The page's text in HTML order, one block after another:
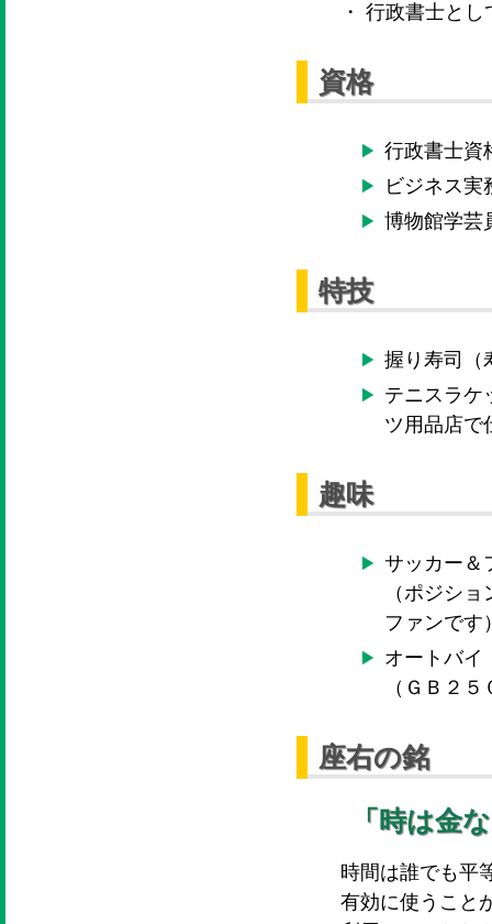
・ 行政書士と
資格
行政書士資
ビジネス実
博物館学芸
特技
握り寿司（
テニスラケ
ツ用品店で
趣味
サッカー＆
（ポジシ
ファンです
オートバイ
（ＧＢ２
座右の銘
「時は金
時間は誰でも平
有効に使うこと